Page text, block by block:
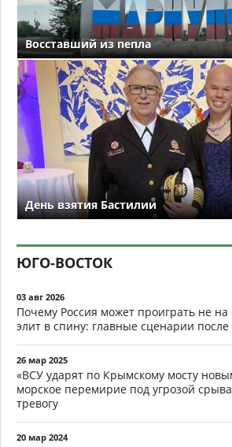
Восставший из пепла
День взятия Бастилии
ЮГО-ВОСТОК
03 авг 2026
Почему Россия может проиграть не на
элит в спину: главные сценарии
26 мар 2025
«ВСУ ударят по Крымскому мосту
морское перемирие под угрозой
тревогу
20 мар 2024